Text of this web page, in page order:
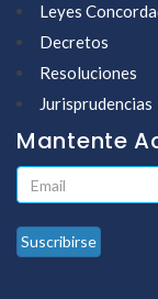
Leyes
Decretos
Resoluciones
Jurisprudencias
Mantente